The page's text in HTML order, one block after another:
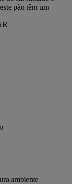
pão têm um
ambiente